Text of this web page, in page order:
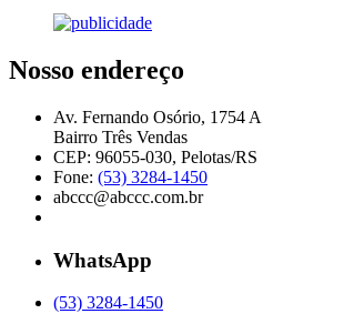
Nosso endereço
Av. Fernando Osório, 1754 A
Bairro Três Vendas
CEP: 96055-030, Pelotas/RS
Fone: (53) 3284-1450
abccc@abccc.com.br
WhatsApp
(53) 3284-1450